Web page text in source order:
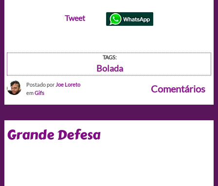
Tweet
TAGS:
Bolada
Postado por Joe Loreto
emGifs Comentários
Grande Defesa